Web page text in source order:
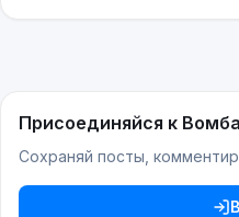
Присоединяйся к
Сохраняй посты,